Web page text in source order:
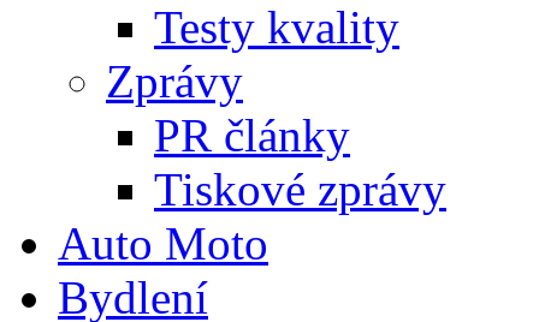
Testy kvality
Zprávy
PR články
Tiskové zprávy
Auto Moto
Bydlení